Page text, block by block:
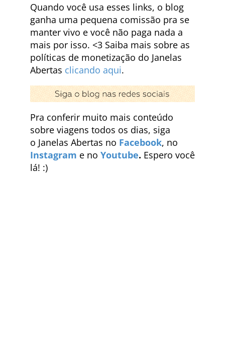
Quando você usa esses links, o blog
ganha uma pequena comissão pra se
manter vivo e você não paga nada a
mais por isso. <3 Saiba mais sobre as
políticas de monetização do Janelas
Abertas clicando aqui.
Pra conferir muito mais conteúdo
sobre viagens todos os dias, siga
o Janelas Abertas no Facebook, no
Instagram e no Youtube. Espero você
lá! :)